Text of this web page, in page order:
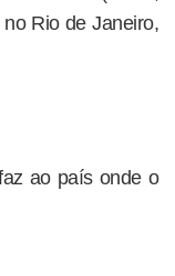
Rio de Janeiro,
ao país onde o